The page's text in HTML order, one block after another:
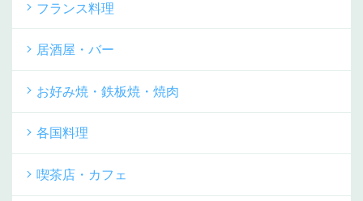
フランス料理
居酒屋・バー
お好み焼・鉄板焼・焼肉
各国料理
喫茶店・カフェ